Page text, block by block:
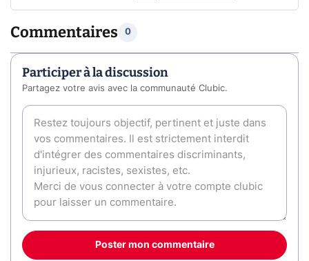
Commentaires 0
Participer à la discussion
Partagez votre avis avec la communauté Clubic.
Poster mon commentaire